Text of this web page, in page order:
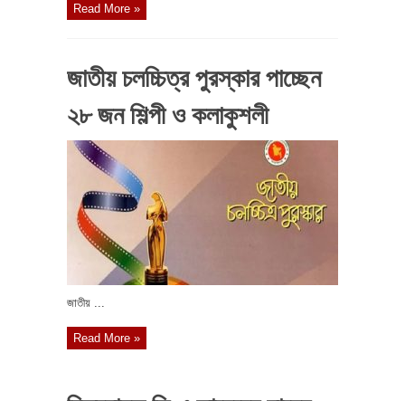
Read More »
জাতীয় চলচ্চিত্র পুরস্কার পাচ্ছেন
২৮ জন শিল্পী ও কলাকুশলী
জাতীয় ...
Read More »